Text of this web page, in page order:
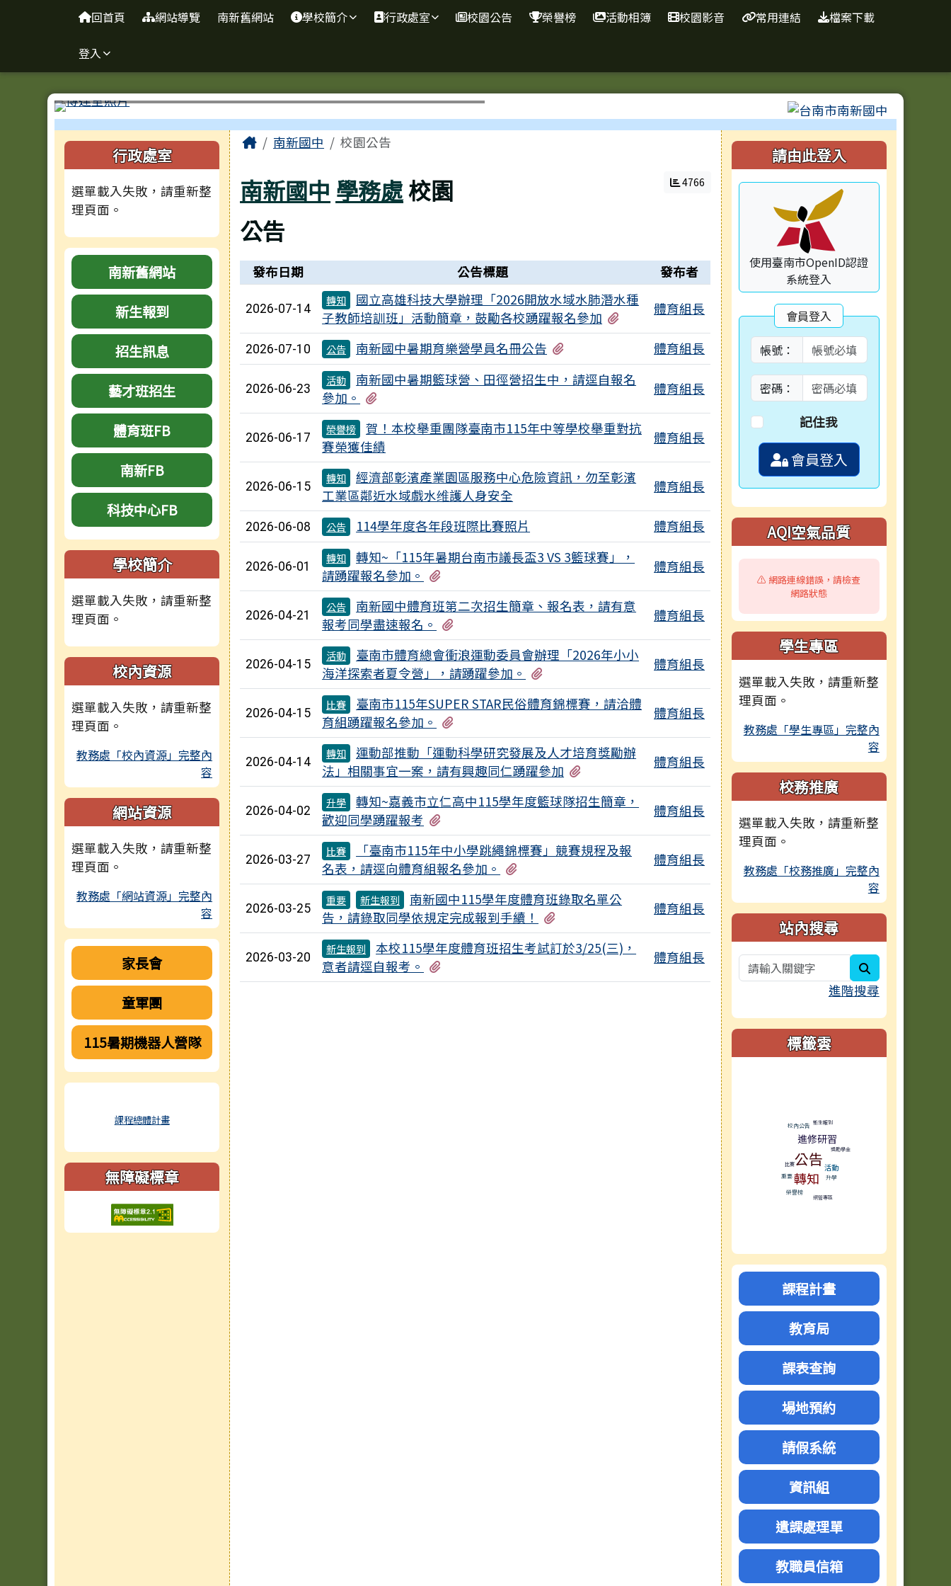
台南市南新國中
回首頁 網站導覽 南新舊網站 學校簡介 行政處室 校園公告 榮譽榜 活動相簿 校園影音 常用連結 檔案下載
登入
⏸
工具列
左邊區域內容
行政處室
選單載入失敗，請重新整
理頁面。
南新舊網站
新生報到
招生訊息
藝才班招生
體育班FB
南新FB
科技中心FB
學校簡介
選單載入失敗，請重新整
理頁面。
校內資源
選單載入失敗，請重新整
理頁面。
教務處「校內資源」完整內
容
網站資源
選單載入失敗，請重新整
理頁面。
教務處「網站資源」完整內
容
家長會
童軍團
115暑期機器人營隊
課程總體計畫
無障礙標章
主內容區域
Home南新國中 校園公告
南新國中 學務處校園
公告
4766
新聞列表
發布日期 公告標題 發布者
2026-07-14
轉知
國立高雄科技大學辦理「2026開放水域水肺潛水種
子教師培訓班」活動簡章，鼓勵各校踴躍報名參加
有2個附檔體育組長
2026-07-10 公告 南新國中暑期育樂營學員名冊公告 體育組長
2026-06-23
活動
南新國中暑期籃球營、田徑營招生中，請逕自報名
參加。
體育組長
2026-06-17
榮譽榜
賀！本校舉重團隊臺南市115年中等學校舉重對抗
賽榮獲佳績
體育組長
2026-06-15
轉知
經濟部彰濱產業園區服務中心危險資訊，勿至彰濱
工業區鄰近水域戲水维護人身安全
體育組長
2026-06-08 公告 114學年度各年段班際比賽照片 體育組長
2026-06-01
轉知
轉知~「115年暑期台南市議長盃3 VS 3籃球賽」，
請踴躍報名參加。
體育組長
2026-04-21
公告
南新國中體育班第二次招生簡章、報名表，請有意
報考同學盡速報名。
體育組長
2026-04-15
活動
臺南市體育總會衝浪運動委員會辦理「2026年小小
海洋探索者夏令營」，請踴躍參加。
體育組長
2026-04-15
比賽
臺南市115年SUPER STAR民俗體育錦標賽，請洽體
育組踴躍報名參加。
體育組長
2026-04-14
轉知
運動部推動「運動科學研究發展及人才培育獎勵辦
法」相關事宜一案，請有興趣同仁踴躍參加
體育組長
2026-04-02
升學
轉知~嘉義市立仁高中115學年度籃球隊招生簡章，
歡迎同學踴躍報考
體育組長
2026-03-27
比賽
「臺南市115年中小學跳繩錦標賽」競賽規程及報
名表，請逕向體育組報名參加。
體育組長
2026-03-25
重要 新生報到
南新國中115學年度體育班錄取名單公
告，請錄取同學依規定完成報到手續！
體育組長
2026-03-20
新生報到
本校115學年度體育班招生考試訂於3/25(三)，
意者請逕自報考。
體育組長
右邊區域內容
請由此登入
使用臺南市OpenID認證
系統登入
會員登入
帳號：
密碼：
記住我
會員登入
AQI空氣品質
⚠️ 網路連線錯誤，請檢查
網路狀態
學生專區
選單載入失敗，請重新整
理頁面。
教務處「學生專區」完整內
容
校務推廣
選單載入失敗，請重新整
理頁面。
教務處「校務推廣」完整內
容
站內搜尋
進階搜尋
標籤雲
校內公告
進修研習
新生報到
比賽公告 獎助學金
重要轉知
活動
升學
榮譽榜
網管專區
課程計畫
教育局
課表查詢
場地預約
請假系統
資訊組
遺課處理單
教職員信箱
頁尾區域